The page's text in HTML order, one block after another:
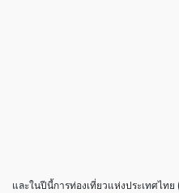
และในปีนี้การท่องเที่ยวแห่งประเทศไท